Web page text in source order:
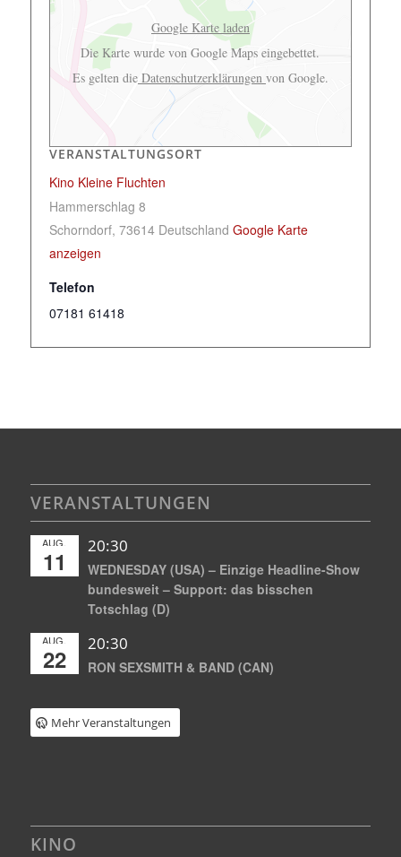
VERANSTALTUNGSORT
Kino Kleine Fluchten
Hammerschlag 8
Schorndorf, 73614 Deutschland Google Karte
anzeigen
Telefon
07181 61418
Google Karte laden
Die Karte wurde von Google Maps eingebettet.
Es gelten dieDatenschutzerklärungen von Google.
VERANSTALTUNGEN
AUG.
11
20:30
WEDNESDAY (USA) – Einzige Headline-Show
bundesweit – Support: das bisschen
Totschlag (D)
AUG.
22
20:30
RON SEXSMITH & BAND (CAN)
Mehr Veranstaltungen
KINO